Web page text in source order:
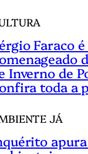
Faraco é
Inverno de
toda a
JÁ